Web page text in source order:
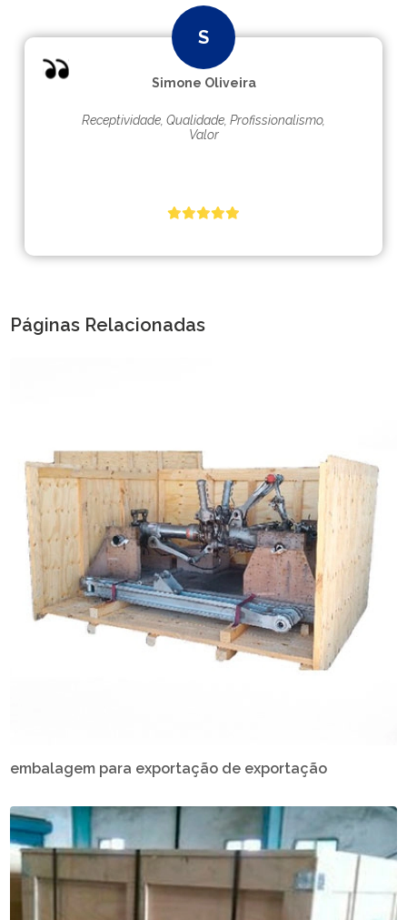
Simone Oliveira
Receptividade, Qualidade, Profissionalismo,
Valor
Páginas Relacionadas
embalagem para exportação de exportação